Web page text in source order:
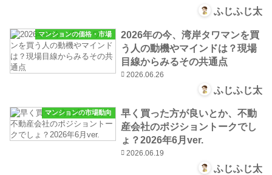
ふじふじ太
マンションの価格・市場
2026年の今、湾岸タワマンを買
う人の動機やマインドは？現場
目線からみるその共通点
2026.06.26
ふじふじ太
マンションの市場動向
早く買った方が良いとか、不動
産会社のポジショントークでし
ょ？2026年6月ver.
2026.06.19
ふじふじ太